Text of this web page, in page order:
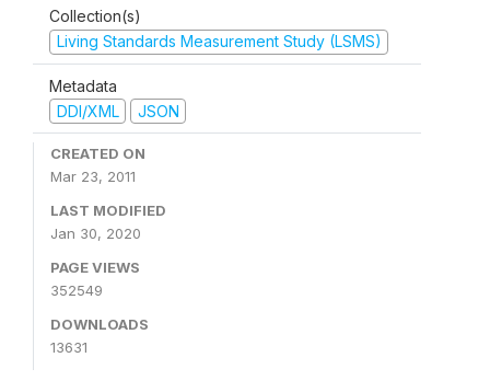
Collection(s)
Living Standards Measurement Study (LSMS)
Metadata
DDI/XML
JSON
CREATED ON
Mar 23, 2011
LAST MODIFIED
Jan 30, 2020
PAGE VIEWS
352549
DOWNLOADS
13631